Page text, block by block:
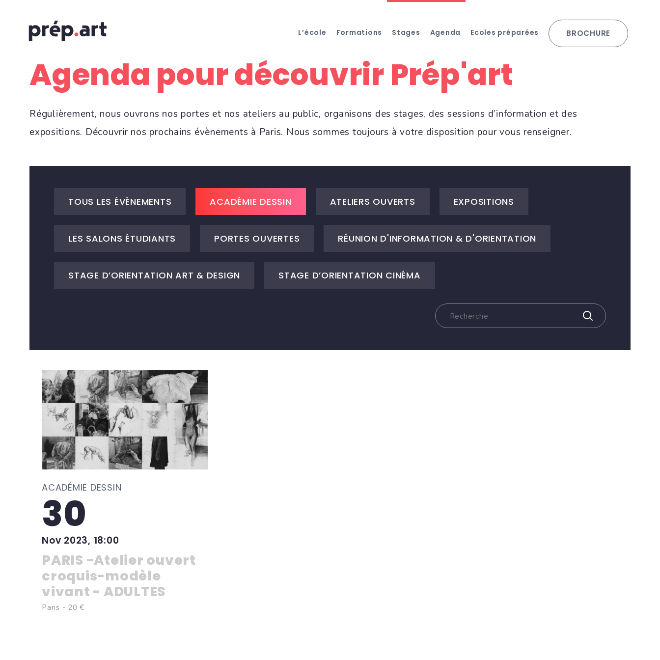
L’école Formations Stages Agenda Ecoles préparées BROCHURE
Agenda pour découvrir Prép'art
Régulièrement, nous ouvrons nos portes et nos ateliers au public, organisons des stages, des sessions d’information et des
expositions. Découvrir nos prochains évènements à Paris. Nous sommes toujours à votre disposition pour vous renseigner.
TOUS LES ÉVÈNEMENTS ACADÉMIE DESSIN ATELIERS OUVERTS EXPOSITIONS
LES SALONS ÉTUDIANTS PORTES OUVERTES RÉUNION D'INFORMATION & D'ORIENTATION
STAGE D’ORIENTATION ART & DESIGN STAGE D’ORIENTATION CINÉMA
ACADÉMIE DESSIN
30
Nov 2023, 18:00
PARIS -Atelier ouvert
croquis-modèle
vivant - ADULTES
Paris - 20 €